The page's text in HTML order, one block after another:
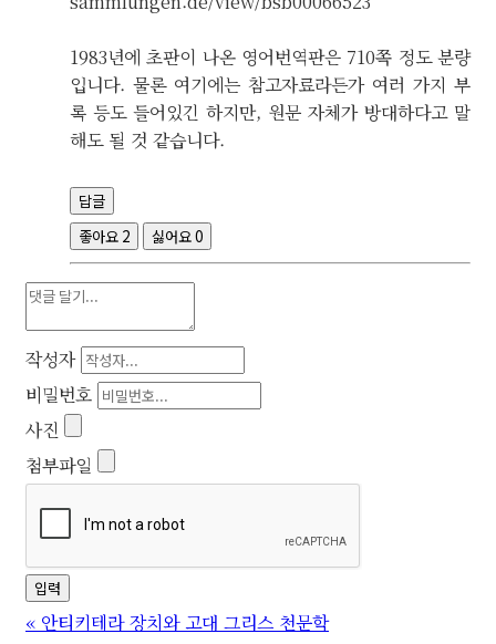
1983년에 초판이 나온 영어번역판은 710쪽 정도 분량
입니다. 물론 여기에는 참고자료라든가 여러 가지 부
록 등도 들어있긴 하지만, 원문 자체가 방대하다고 말
해도 될 것 같습니다.
답글
좋아요 2 싫어요0
작성자
비밀번호
사진
첨부파일
« 안티키테라 장치와 고대 그리스 천문학